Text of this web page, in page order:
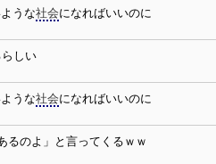
うな社会になればいいのに
しい
うな社会になればいいのに
るのよ」と言ってくるｗｗ